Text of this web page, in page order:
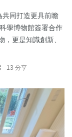
共同打造更具前瞻
學博物館簽署合作
更是知識創新、
13 分享